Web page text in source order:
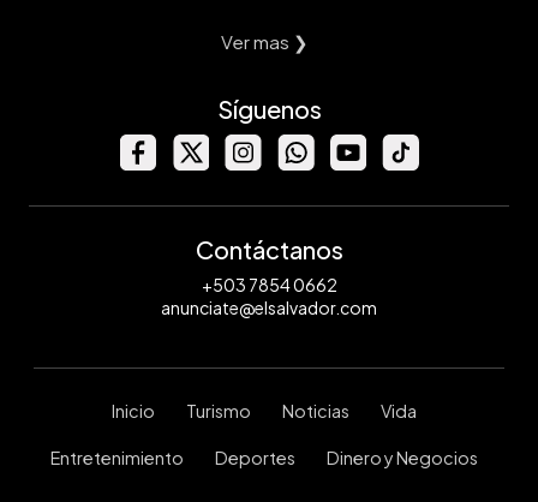
Ver mas ❯
Síguenos
Contáctanos
+503 7854 0662
anunciate@elsalvador.com
Inicio Turismo Noticias Vida
Entretenimiento Deportes Dinero y Negocios